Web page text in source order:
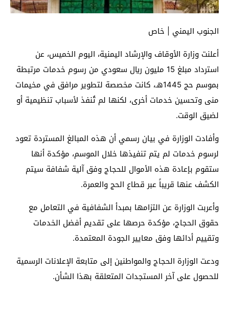
الجنوب اليمني | خاص
أعلنت وزارة الأوقاف والإرشاد اليمنية، اليوم الخميس، عن
استرداد مبلغ 15 مليون ريال سعودي من رسوم خدمات مرتبطة
بموسم حج 1445هـ، كانت مخصصة لتطوير مرافق في مخيمات
منى وتحسين خدمات أخرى، لكنها لم تُنفذ لأسباب تنظيمية أو
لضيق الوقت.
وأفادت الوزارة في بيان رسمي أن هذه المبالغ المستردة تعود
لرسوم خدمات لم يتم تنفيذها خلال الموسم، مؤكدة أنها
ستقوم بإعادة هذه الأموال للحجاج وفق آلية شفافة سيتم
الكشف عنها قريباً عبر قطاع الحج والعمرة.
وأعربت الوزارة عن التزامها بمبدأ الشفافية في التعامل مع
حقوق الحجاج، مؤكدة حرصها على تقديم أفضل الخدمات
وتقييم أدائها وفق معايير الجودة المعتمدة.
ودعت الوزارة الحجاج والمواطنين إلى متابعة الإعلانات الرسمية
للحصول على آخر المستجدات المتعلقة بهذا الشأن.